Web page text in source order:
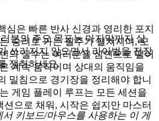
심은 빠른 반사 신경과 영리한 포지
승리로 가는 질주가 펼쳐지며, 모
의 실수는 여러분을 심연으로 떨어
계속 움직이며 상대의 움직임을
밀침으로 경기장을 정리해야 합니
게임 플레이 루프는 모든 세션을
으로 채워, 시작은 쉽지만 마스터
러분의 주요 목표는 마지막까지 살
쓰러지지 않으면서 라이벌을 전장
쟁취하세요.
키보드/마우스를 사용하는 이 게